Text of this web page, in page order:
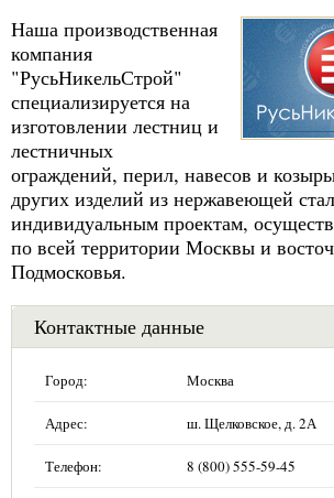
Наша производственная
компания
"РусьНикельСтрой"
специализируется на
изготовлении лестниц и
лестничных
ограждений, перил, навесов и
других изделий из нержавеющей
индивидуальным проектам,
по всей территории Москвы и
Подмосковья.
Контактные данные
Город: Москва
Адрес: ш. Щелковское, д. 2А
Телефон: 8 (800) 555-59-45